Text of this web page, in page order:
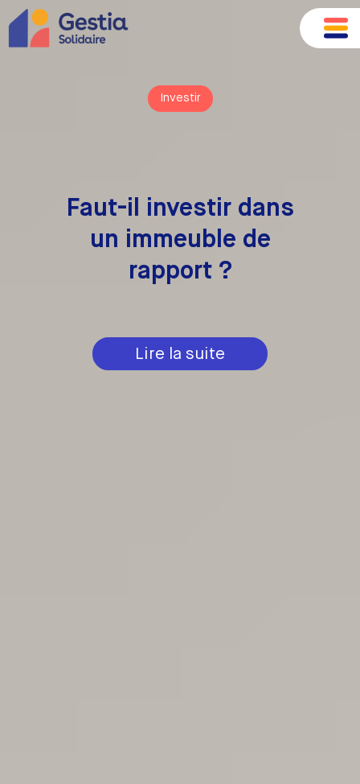
Investir
Faut-il investir dans
un immeuble de
rapport ?
Lire la suite